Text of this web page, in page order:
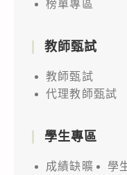
榜單專區
教師甄試
教師甄試
代理教師甄試
學生專區
成績缺曠
學